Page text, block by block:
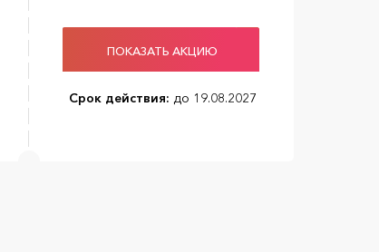
ПОКАЗАТЬ АКЦИЮ
Срок действия: до 19.08.2027